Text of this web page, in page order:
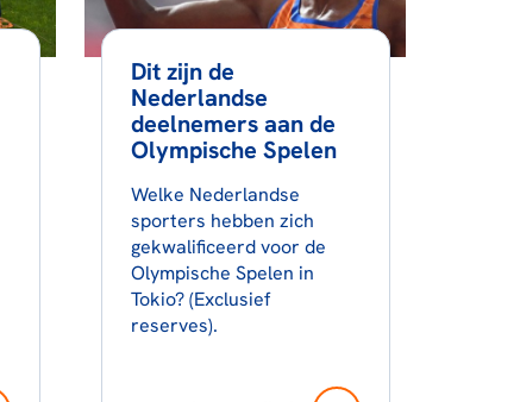
Dit zijn de
Nederlandse
deelnemers aan de
Olympische Spelen
Welke Nederlandse
sporters hebben zich
gekwalificeerd voor de
Olympische Spelen in
Tokio? (Exclusief
reserves).